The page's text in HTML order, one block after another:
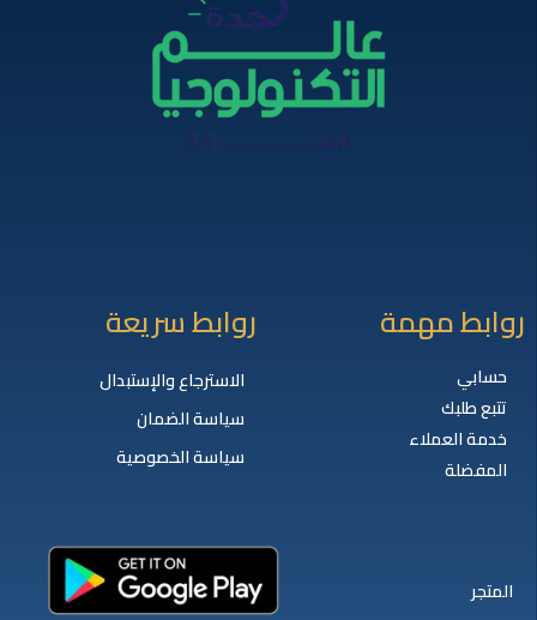
روابط مهمة
حسابي
تتبع طلبك
خدمة العملاء
المفضلة
روابط سريعة
الاسترجاع والإستبدال
سياسة الضمان
سياسة الخصوصية
المتجر